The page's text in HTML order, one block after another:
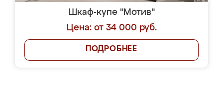
Шкаф-купе "Мотив"
Цена: от 34 000 руб.
ПОДРОБНЕЕ